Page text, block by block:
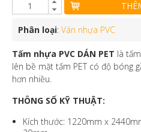
Phân loại: Ván nhựa PVC
Tấm nhựa PVC DÁN PET là
lên bề mặt tấm PET có độ bóng
hơn nhiều.
THÔNG SỐ KỸ THUẬT:
Kích thước: 1220mm x